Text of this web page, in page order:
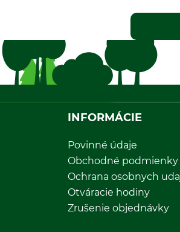
INFORMÁCIE
Povinné údaje
Obchodné podmienky
Ochrana osobnych
Otváracie hodiny
Zrušenie objednávky